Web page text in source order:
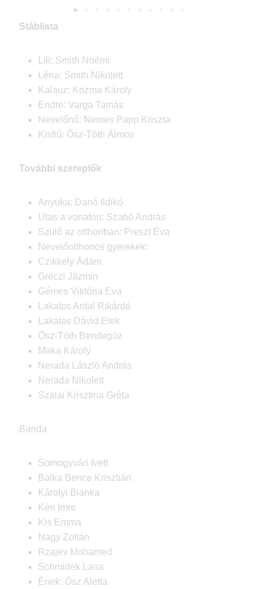
Stáblista
Lili: Smith Noémi
Léna: Smith Nikolett
Kalauz: Kozma Károly
Endre: Varga Tamás
Nevelőnő: Nemes Papp Kriszta
Kisfiú: Ősz-Tóth Álmos
További szereplők
Anyuka: Danó Ildikó
Utas a vonaton: Szabó András
Szülő az otthonban: Preszl Éva
Nevelőotthonos gyerekek:
Czikkely Ádám
Gréczi Jázmin
Gémes Viktória Éva
Lakatos Antal Rikárdó
Lakatos Dávid Elek
Ősz-Tóth Bendegúz
Maka Károly
Nerada László András
Nerada Nikolett
Szalai Krisztina Gréta
Banda
Somogyvári Ivett
Balka Bence Krisztián
Károlyi Bianka
Kéri Imre
Kis Emma
Nagy Zoltán
Rzajev Mohamed
Schmidek Lana
Ének: Ősz Aletta